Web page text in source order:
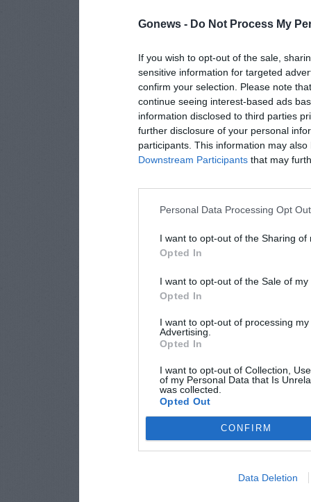
Gonews - Do Not Process My
If you wish to opt-out of the sale,
sensitive information for targeted
confirm your selection. Please note
continue seeing interest-based ads
information disclosed to third parties
further disclosure of your personal
participants. This information may
Downstream Participants that may
Personal Data Processing Opt
I want to opt-out of the Sharing of
Opted In
I want to opt-out of the Sale of
Opted In
I want to opt-out of processing
Advertising.
Opted In
I want to opt-out of Collection,
of my Personal Data that Is
was collected.
Opted Out
CONFIRM
Data Deletion